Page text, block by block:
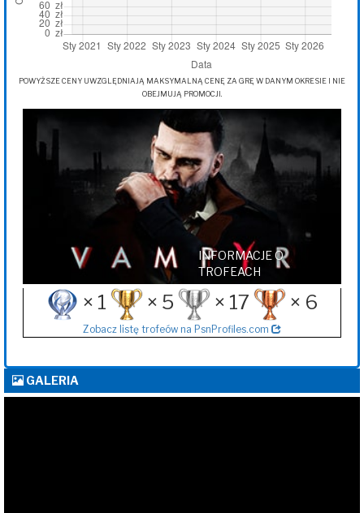
POWYŻSZE CENY UWZGLĘDNIAJĄ MAKSYMALNĄ CENĘ ZA GRĘ W DANYM OKRESIE I NIE
OBEJMUJĄ PROMOCJI.
INFORMACJE O
TROFEACH
× 1 × 5 × 17 × 6
Zobacz listę trofeów na PsnProfiles.com
GALERIA